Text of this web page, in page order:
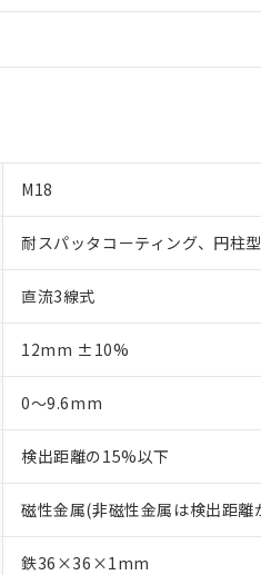
M18
耐スパッタコーティング、円柱
直流3線式
12mm ±10%
0～9.6mm
検出距離の15%以下
磁性金属(非磁性金属は検出距離
鉄36×36×1mm